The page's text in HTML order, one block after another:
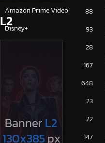
Amazon Prime Video
88
Disney+
93
28
167
648
ซีรีย์จีน
23
ซีรีย์ญี่ปุ่น
22
ซีรีย์ฝรั่ง
147
L2